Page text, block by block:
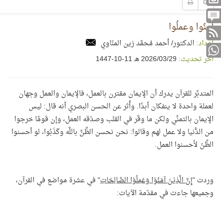
آمنُوا وعملُوا
إعداد: الدكتور/ أحمد مُحمَّد زين المنّاوي
آخر تحديث: 29‏/03‏/2026 هـ 11-10-1447
المتدبِّر للقرآن يدرك أن الإيمان مقترن بالعمل، فالإيمان والعمل وجهان
لعملة واحدة لا ينفكان أبدًا. وأُثر عن الحسن البصري أنه قال: ليس
الإيمان بالتمنِّي ولكن ما وقَر في القلب وصدّقه العمل، وإن قومًا خرجوا
من الدُّنيا ولا عمل لهم وقالوا: نحن نحسن الظَّنَّ باللَّه وكَذَبُوا، لو أحسنوا
الظَّنّ لأحسنوا العمل.
وردت "إِنَّ الَّذِيْنَ آمَنُوْا وَعَمِلُوْا الصَّالِحَاتِ" في عشرة مواضع في القرآن،
وجميعها جاءت في مقدّمة الآيات: